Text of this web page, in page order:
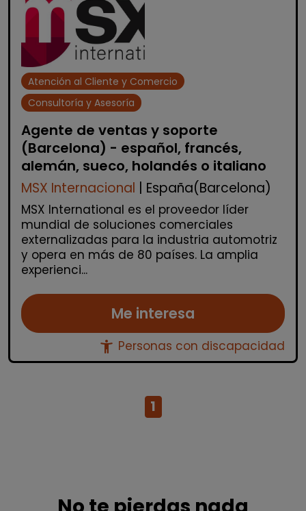
Atención al Cliente y Comercio
Consultoría y Asesoría
Agente de ventas y soporte
(Barcelona) - español, francés,
alemán, sueco, holandés o italiano
MSX Internacional | España(Barcelona)
MSX International es el proveedor líder
mundial de soluciones comerciales
externalizadas para la industria automotriz
y opera en más de 80 países. La amplia
experienci...
Me interesa
accessibility_new Personas con discapacidad
1